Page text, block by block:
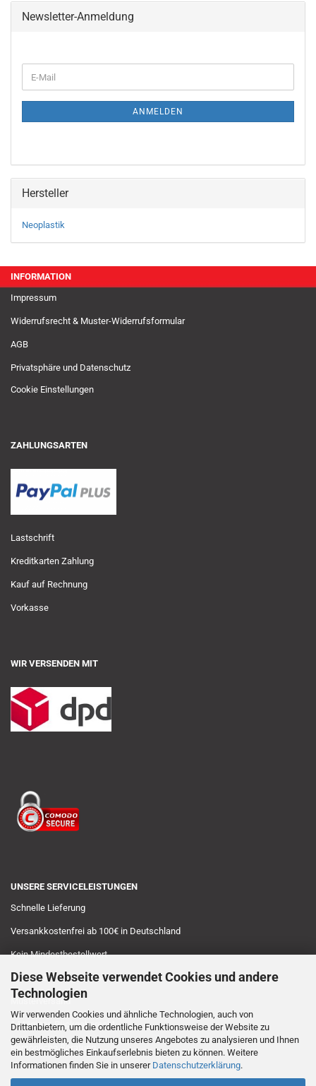
Diese Webseite verwendet Cookies und andere
Technologien
Wir verwenden Cookies und ähnliche Technologien, auch von
Drittanbietern, um die ordentliche Funktionsweise der Website zu
gewährleisten, die Nutzung unseres Angebotes zu analysieren und Ihnen
ein bestmögliches Einkaufserlebnis bieten zu können. Weitere
Informationen finden Sie in unserer Datenschutzerklärung.
Newsletter-Anmeldung
ZUR
E-
Mail
ANMELDEN
Hersteller
Neoplastik
INFORMATION
Impressum
Widerrufsrecht & Muster-Widerrufsformular
AGB
Privatsphäre und Datenschutz
Cookie Einstellungen
ZAHLUNGSARTEN
Lastschrift
Kreditkarten Zahlung
Kauf auf Rechnung
Vorkasse
WIR VERSENDEN MIT
UNSERE SERVICELEISTUNGEN
Schnelle Lieferung
Versankkostenfrei ab 100€ in Deutschland
Kein Mindestbestellwert
Sichere Zahlungsarten
Musterversand
14 tägiges Rückgaberecht
Persönliche Beratung